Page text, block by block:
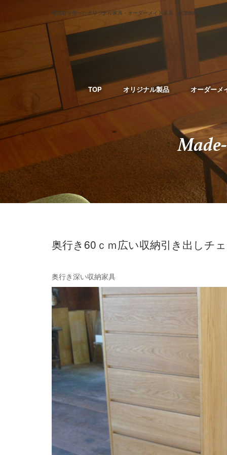
無垢材を使ったオリジナル家具・オーダーメイド家具 創業80年以上の手
TOP オリジナル製品 オーダーメ
奥行き60ｃｍ広い収納引き出しチ
奥行き深い収納家具